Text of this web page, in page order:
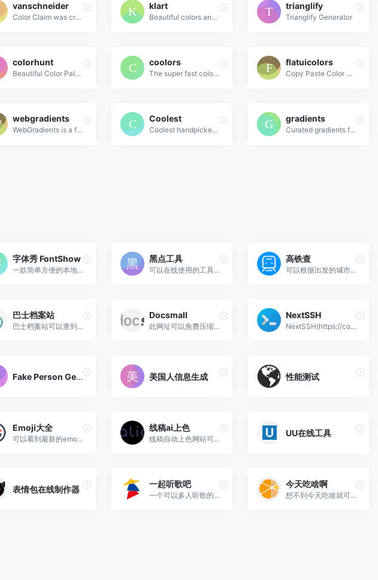
vanschneider
Color Claim was created in 2012 by Tobias van Schneider with the goal to collect & combine unique colors for my future projects.
klart
Beautiful colors and designs to your inbox every week
trianglify
Trianglify Generator
colorhunt
Beautiful Color Palettes
coolors
The super fast color schemes generator!
flatuicolors
Copy Paste Color Pallette from Flat UI Theme
webgradients
WebGradients is a free collection of 180 linear gradients that you can use as content backdrops in any part of your website.
Coolest
Coolest handpicked Gradient Hues for your next super ⚡ amazing stuff
gradients
Curated gradients for designers and developers
字体秀 FontShow
一款简单方便的本地字体预览...
黑点工具
可以在线使用的工具导航网站...
高铁查
可以根据出发的城市、车站，...
巴士档案站
巴士档案站可以查到很多关于...
Docsmall
此网址可以免费压缩图片，肥...
NextSSH
NextSSH(https://codemutex.c...
Fake Person Generator 美国人信息生成 性能测试
Emoji大全
可以看到最新的emoji!(但是好...
线稿ai上色
线稿自动上色网站可以给一些...
UU在线工具
表情包在线制作器
一起听歌吧
一个可以多人听歌的网站！是...
今天吃啥啊
想不到今天吃啥就可以用这个网站